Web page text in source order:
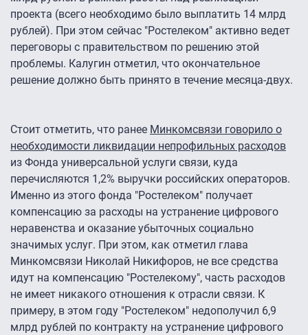
проекта (всего необходимо было выплатить 14 млрд
рублей). При этом сейчас "Ростелеком" активно ведет
переговоры с правительством по решению этой
проблемы. Калугин отметил, что окончательное
решение должно быть принято в течение месяца-двух.
Стоит отметить, что ранее Минкомсвязи говорило о
необходимости ликвидации непрофильных расходов
из Фонда универсальной услуги связи, куда
перечисляются 1,2% выручки российских операторов.
Именно из этого фонда "Ростелеком" получает
компенсацию за расходы на устранение цифрового
неравенства и оказание убыточных социально
значимых услуг. При этом, как отметил глава
Минкомсвязи Николай Никифоров, не все средства
идут на компенсацию "Ростелекому", часть расходов
не имеет никакого отношения к отрасли связи. К
примеру, в этом году "Ростелеком" недополучил 6,9
млрд рублей по контракту на устранение цифрового